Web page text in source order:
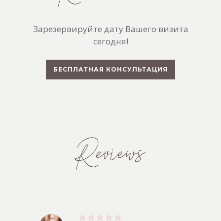
Зарезервируйте дату Вашего визита
сегодня!
БЕСПЛАТНАЯ КОНСУЛЬТАЦИЯ